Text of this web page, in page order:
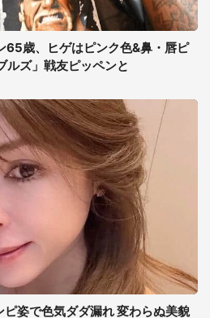
65歳、ヒゲはピンク色&鼻・唇ピ
ルズ」戦友ピッペンと
姿で色気ダダ漏れ 変わらぬ美貌